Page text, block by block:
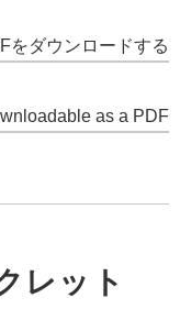
をダウンロードする
as a PDF
レット